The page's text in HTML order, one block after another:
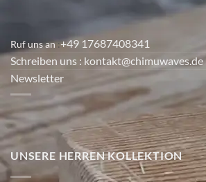
Ruf uns an:+49 17687408341
Schreiben uns : kontakt@chimuwaves.de
Newsletter
UNSERE HERREN KOLLEKTION